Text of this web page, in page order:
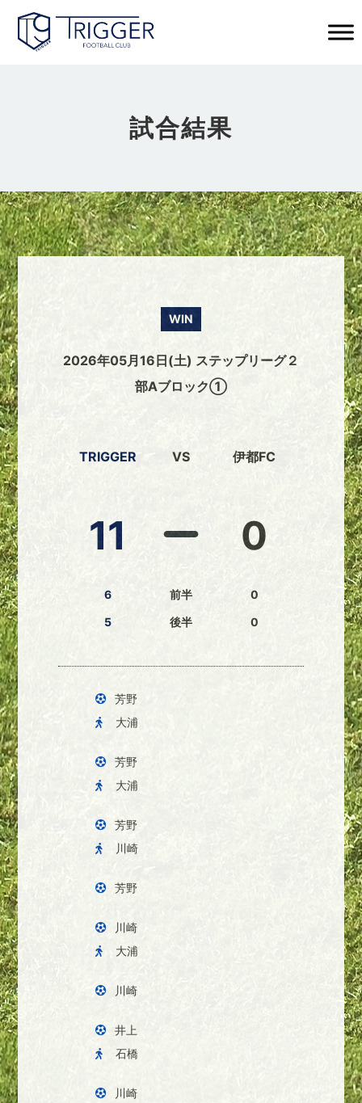
試合結果
WIN
2026年05月16日(土) ステップリーグ２
部Aブロック①
TRIGGER
11
6
5
VS
前半
後半
伊都FC
0
0
0
芳野
大浦
芳野
大浦
芳野
川崎
芳野
川崎
大浦
川崎
井上
石橋
川崎